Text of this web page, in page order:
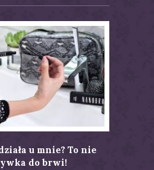
u mnie? To nie
do brwi!